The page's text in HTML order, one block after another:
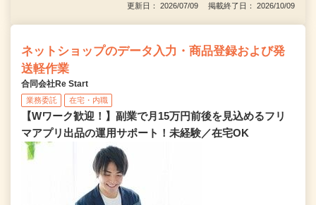
更新日： 2026/07/09 掲載終了日： 2026/10/09
ネットショップのデータ入力・商品登録および発
送軽作業
合同会社Re Start
業務委託 在宅・内職
【Wワーク歓迎！】副業で月15万円前後を見込めるフリ
マアプリ出品の運用サポート！未経験／在宅OK